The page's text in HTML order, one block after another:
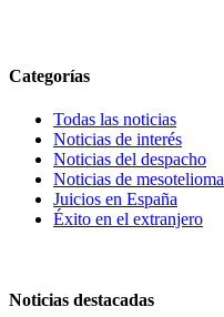
Categorías
Todas las noticias
Noticias de interés
Noticias del despacho
Noticias de mesotelioma
Juicios en España
Éxito en el extranjero
Noticias destacadas